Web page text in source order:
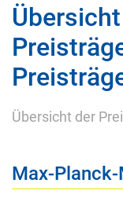
Übersicht der
Max-